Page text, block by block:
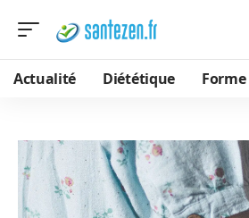
Actualité Diététique Forme